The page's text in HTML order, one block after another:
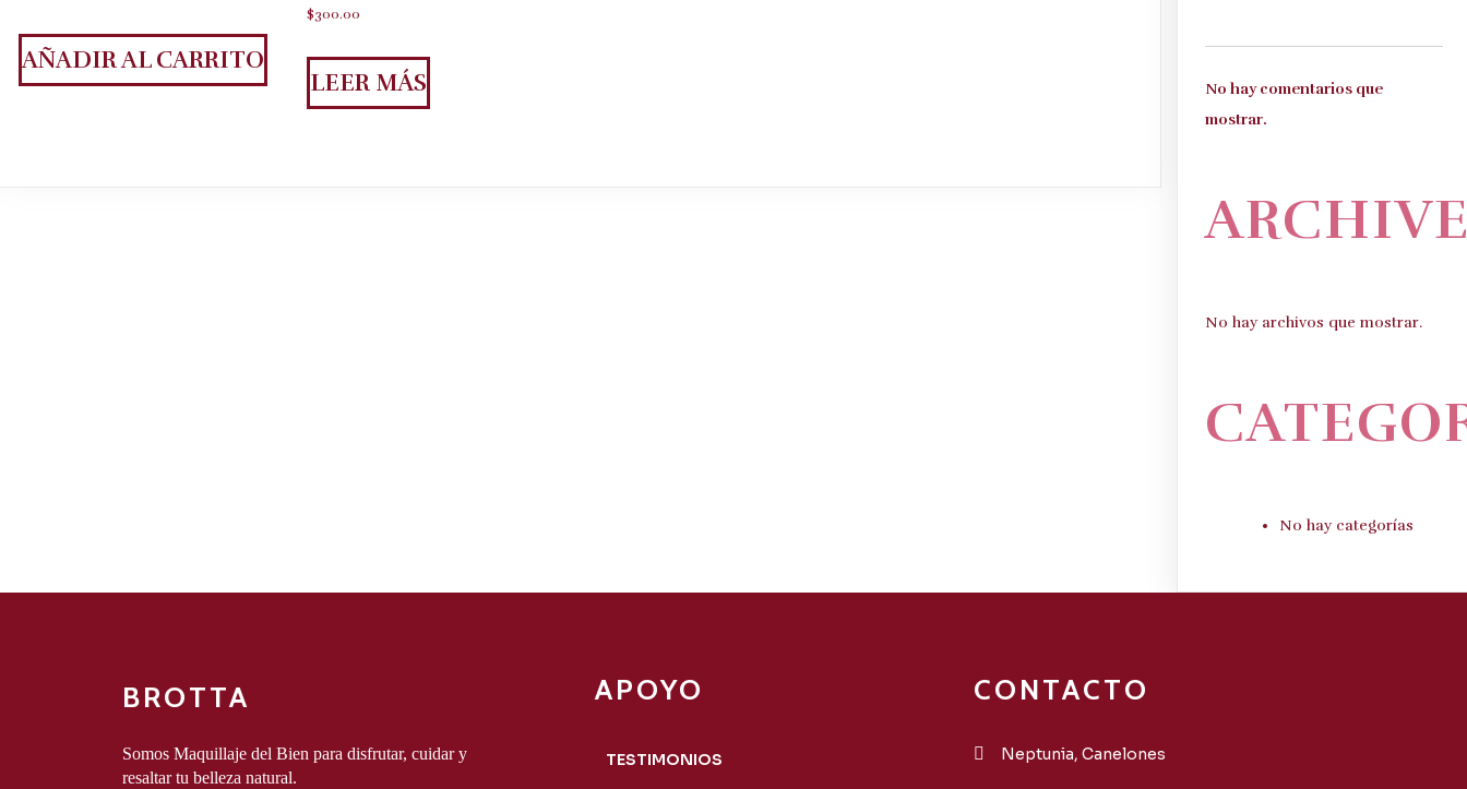
AÑADIR AL CARRITO
$300.00
LEER MÁS
No hay comentarios que
mostrar.
No hay archivos que mostrar.
No hay categorías
BROTTA
Somos Maquillaje del Bien para disfrutar, cuidar y
resaltar tu belleza natural.
APOYO
TESTIMONIOS
CONTACTO
Neptunia, Canelones